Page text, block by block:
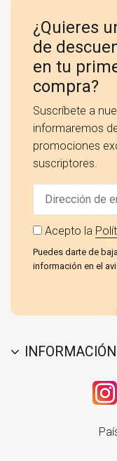
¿Quieres
de
en tu
compra?
Suscríbete a
informaremos
promociones
suscriptores.
Acepto la
Puedes darte de
información en el
INFORMACIÓN